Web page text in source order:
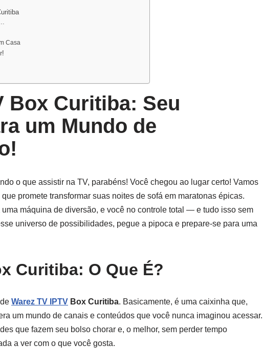
Casa
Box Curitiba: Seu
um Mundo de
o que assistir na TV, parabéns! Você chegou ao lugar certo! Vamos
que promete transformar suas noites de sofá em maratonas épicas.
uma máquina de diversão, e você no controle total — e tudo isso sem
universo de possibilidades, pegue a pipoca e prepare-se para uma
Curitiba: O Que É?
Warez TV IPTV Box Curitiba. Basicamente, é uma caixinha que,
um mundo de canais e conteúdos que você nunca imaginou acessar.
que fazem seu bolso chorar e, o melhor, sem perder tempo
a ver com o que você gosta.